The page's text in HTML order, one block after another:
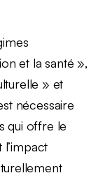
et la santé »,
» et
nécessaire
qui offre le